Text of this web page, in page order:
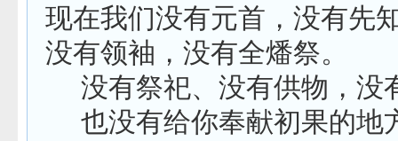
现在我们没有元首，没有先
没有领袖，没有全燔祭。
没有祭祀、没有供物，
也没有给你奉献初果的地